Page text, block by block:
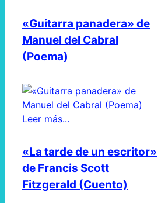
«Guitarra panadera» de
Manuel del Cabral
(Poema)
Leer más...
«La tarde de un escritor»
de Francis Scott
Fitzgerald (Cuento)